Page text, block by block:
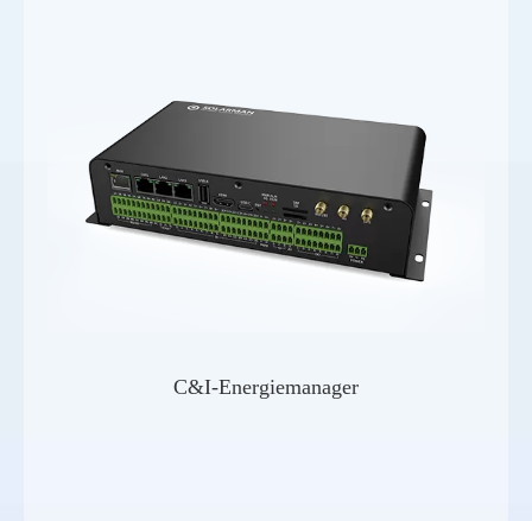
C&I-Energiemanager